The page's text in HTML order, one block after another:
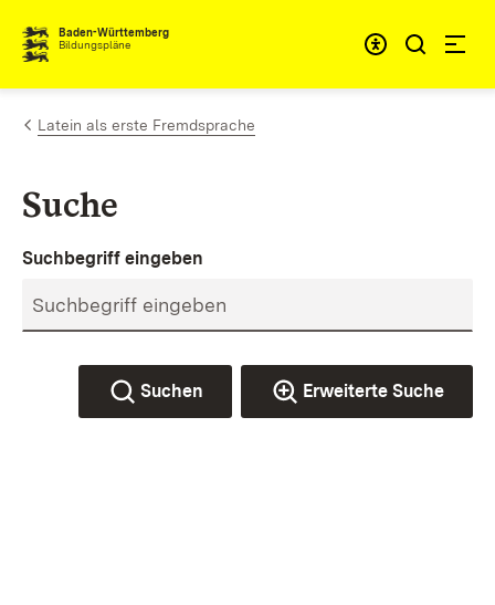
Zum Inhalt springen
Baden-Württemberg
Bildungspläne
Latein als erste Fremdsprache
Suche
Suchbegriff eingeben
Suchen Erweiterte Suche